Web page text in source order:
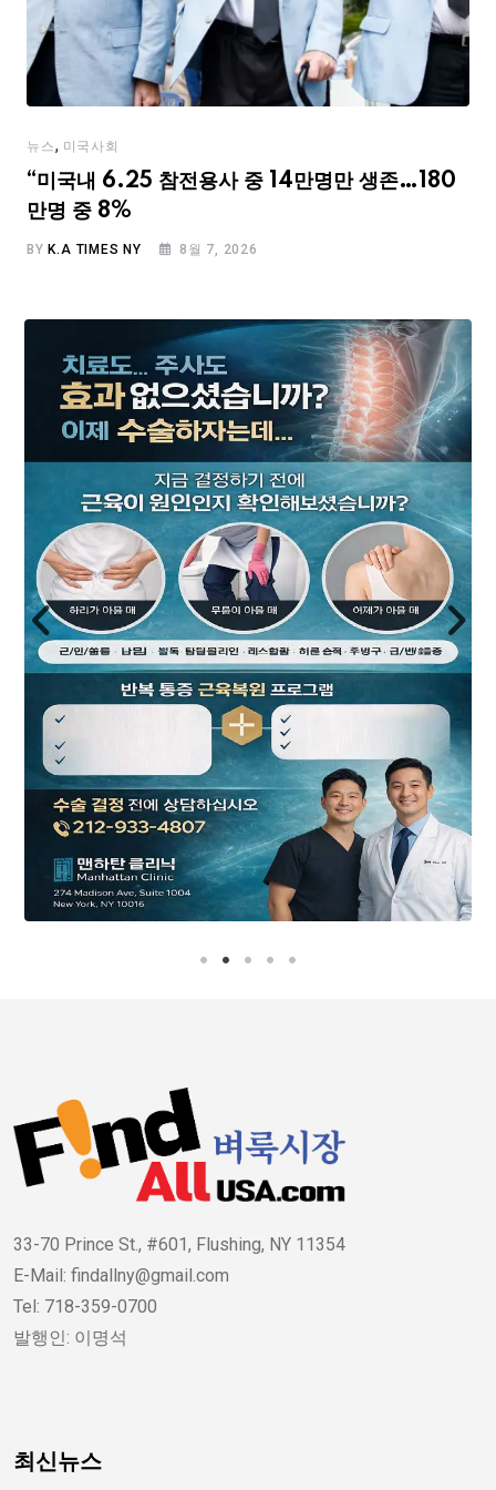
뉴스, 미국사회
“미국내 6.25 참전용사 중 14만명만 생존…180
만명 중 8%
BY K.A TIMES NY 8월 7, 2026
33-70 Prince St., #601, Flushing, NY 11354
E-Mail: findallny@gmail.com
Tel: 718-359-0700
발행인: 이명석
최신뉴스